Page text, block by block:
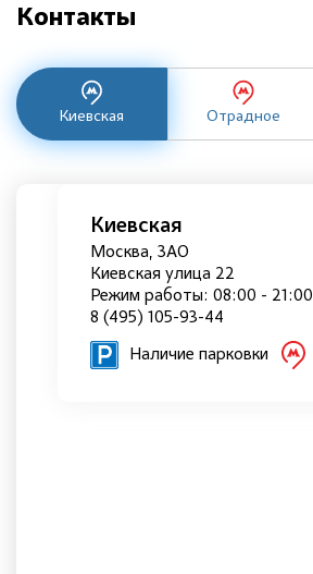
Контакты
Киевская Отрадное
Киевская
Москва, ЗАО
Киевская улица 22
Режим работы: 08:00 - 21:00
8 (495) 105-93-44
Наличие парковки